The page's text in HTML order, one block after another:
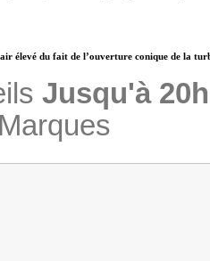
élevé du fait de l’ouverture conique de la
Jusqu'à 20h